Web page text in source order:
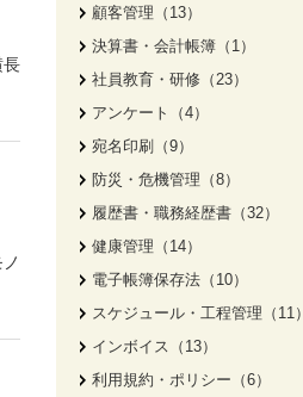
長
顧客管理（13）
決算書・会計帳簿（1）
社員教育・研修（23）
アンケート（4）
宛名印刷（9）
防災・危機管理（8）
履歴書・職務経歴書（32）
健康管理（14）
電子帳簿保存法（10）
スケジュール・工程管理（11）
インボイス（13）
利用規約・ポリシー（6）